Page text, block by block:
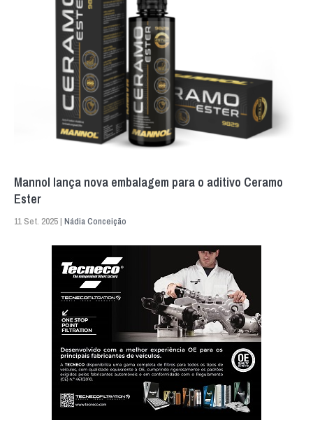
Mannol lança nova embalagem para o aditivo Ceramo
Ester
11 Set. 2025 | Nádia Conceição